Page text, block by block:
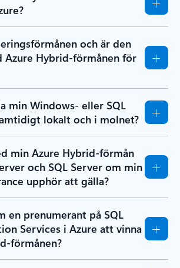
och är den
Hybrid-förmånen för
min Windows- eller SQL
lokalt och i molnet?
min Azure Hybrid-förmån
och SQL Server om min
upphör att gälla?
en prenumerant på SQL
Services i Azure att vinna
förmånen?